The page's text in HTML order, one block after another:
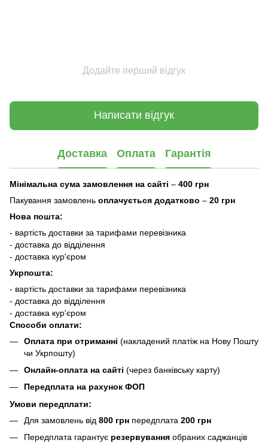
Додайте перший відгук
Написати відгук
Доставка Оплата Гарантія
Мінімальна сума замовлення на сайті – 400 грн
Пакування замовлень оплачується додатково – 20 грн
Нова пошта:
- вартість доставки за тарифами перевізника
- доставка до відділення
- доставка кур'єром
Укрпошта:
- вартість доставки за тарифами перевізника
- доставка до відділення
- доставка кур'єром
Способи оплати:
Оплата при отриманні (накладений платіж на Нову Пошту
чи Укрпошту)
Онлайн-оплата на сайті (через банківську карту)
Передплата на рахунок ФОП
Умови передплати:
Для замовлень від 800 грн передплата 200 грн
Передплата гарантує резервування обраних саджанців